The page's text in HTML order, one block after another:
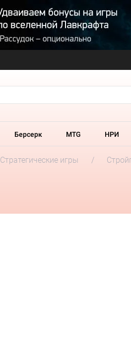
Берсерк MTG НРИ
Стратегические игры